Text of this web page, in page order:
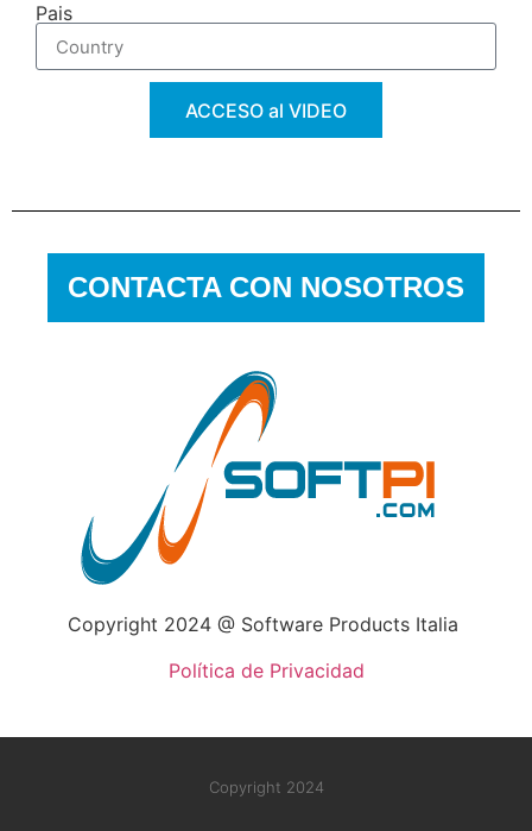
Pais
ACCESO al VIDEO
CONTACTA CON NOSOTROS
Copyright 2024 @ Software Products Italia
Política de Privacidad
Copyright 2024